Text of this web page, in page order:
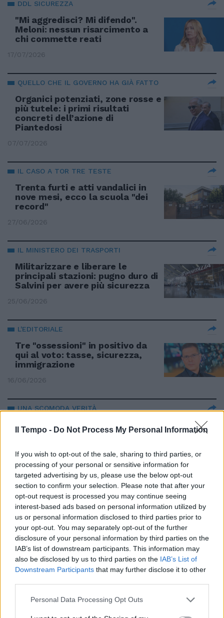
Il Tempo - Do Not Process My Personal Information
If you wish to opt-out of the sale, sharing to third parties, or
processing of your personal or sensitive information for
targeted advertising by us, please use the below opt-out
section to confirm your selection. Please note that after your
opt-out request is processed you may continue seeing
interest-based ads based on personal information utilized by
us or personal information disclosed to third parties prior to
your opt-out. You may separately opt-out of the further
disclosure of your personal information by third parties on the
IAB’s list of downstream participants. This information may
also be disclosed by us to third parties on the IAB’s List of
Downstream Participants that may further disclose it to other
Personal Data Processing Opt Outs
DDL SICUREZZA
"Mi aggredisci? Mi difendo".
Meloni: nessun risarcimento a
chi commette reati
17/07/2026
QUELLO CHE IL GOVERNO HA GIÀ FATTO
Organici potenziati, zone rosse e
più tutele: i primi risultati
concreti dell’azione di
Piantedosi
07/07/2026
IL CASO A TOR TRE TESTE
Trenta furti e atti vandalici in
nove mesi, ecco la scuola "dei
record"
27/06/2026
IL MINISTERO DEI TRASPORTI
Militarizzare e liberare le
principali stazioni: pugno duro di
Salvini per avere più sicurezza
25/06/2026
L'EDITORIALE
Tre "ossessioni" in positivo da
qui al voto: tasse, sicurezza,
immigrazione
16/06/2026
UNA SCOMODA VERITÀ
Città più sicure grazie ai Centri
di permanenza per il rimpatrio
ALLARME SICUREZZA
Da Modena a Roma il crimine
parla straniero. Ma guai a dirlo
08/06/2026
CAMPIDOGLIO
Il sindaco Gualtieri "scopre" la
sicurezza. Ecco perché aveva
ragione Il Tempo
23/05/2026